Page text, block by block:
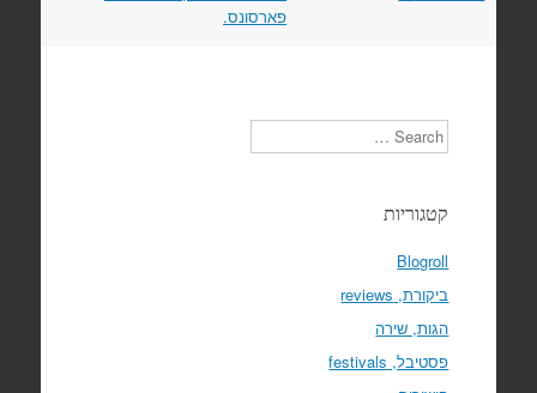
פארסונס.
Search
קטגוריות
Blogroll
ביקורת, reviews
הגות, שירה
פסטיבל, festivals